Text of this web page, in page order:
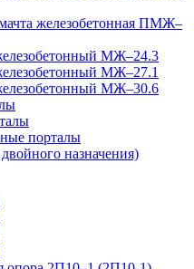
железобетонная ПМЖ–
МЖ–24.3
МЖ–27.1
МЖ–30.6
порталы
назначения)